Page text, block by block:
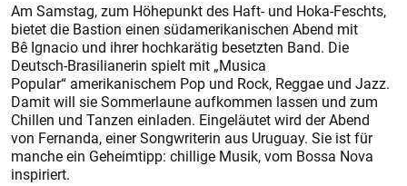
Am Samstag, zum Höhepunkt des Haft- und Hoka-Feschts,
bietet die Bastion einen südamerikanischen Abend mit
Bê Ignacio und ihrer hochkarätig besetzten Band. Die
Deutsch-Brasilianerin spielt mit „Musica
Popular“ amerikanischem Pop und Rock, Reggae und Jazz.
Damit will sie Sommerlaune aufkommen lassen und zum
Chillen und Tanzen einladen. Eingeläutet wird der Abend
von Fernanda, einer Songwriterin aus Uruguay. Sie ist für
manche ein Geheimtipp: chillige Musik, vom Bossa Nova
inspiriert.